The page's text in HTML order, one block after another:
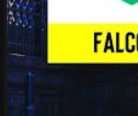
Karier ropz Setelah FaZe: Jalan
Sejak bergabung dengan Vitality,karier
Musim 2025 yang gila:
Kedua Major 2025 berhasil
MenyelesaikanESL Grand
ropz finis di posisi tiga
Masuk 2026, dominasi Vitality belum
sejauh ini hanya pernah dicapai oleh